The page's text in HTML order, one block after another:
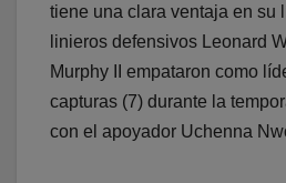
tiene una clara ventaja en su
linieros defensivos Leonard
Murphy II empataron como
capturas (7) durante la
con el apoyador Uchenna